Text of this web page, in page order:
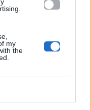
my
the
Corporate News
κάρτα για όλες τις
παροχές!